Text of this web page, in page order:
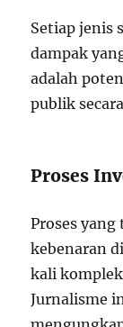
Setiap jenis
dampak
adalah
publik
Proses
Proses
kebenaran
kali
Jurnalisme